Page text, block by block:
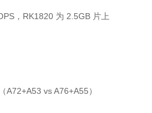
，RK1820 为 2.5GB 片上
A72+A53 vs A76+A55）